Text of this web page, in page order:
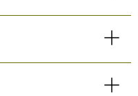
PLAN
PLAN